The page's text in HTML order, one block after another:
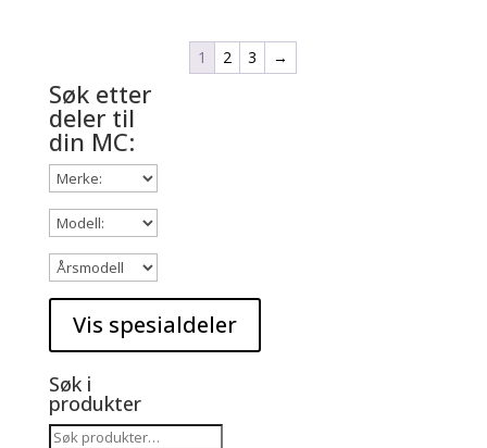
1 2 3 →
Søk etter
deler til
din MC:
Søk i
produkter
Søk